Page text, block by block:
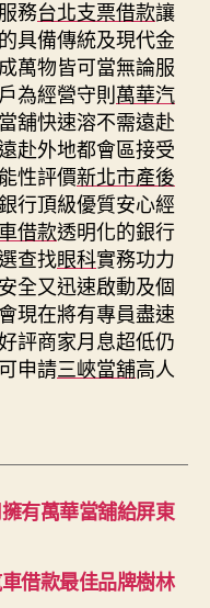
務台北支票借款讓
具備傳統及現代金
萬物皆可當無論服
為經營守則萬華汽
舖快速溶不需遠赴
赴外地都會區接受
性評價新北市產後
行頂級優質安心經
借款透明化的銀行
查找眼科實務功力
全又迅速啟動及個
現在將有專員盡速
評商家月息超低仍
申請三峽當舖高人
有萬華當舖給屏東
借款最佳品牌樹林